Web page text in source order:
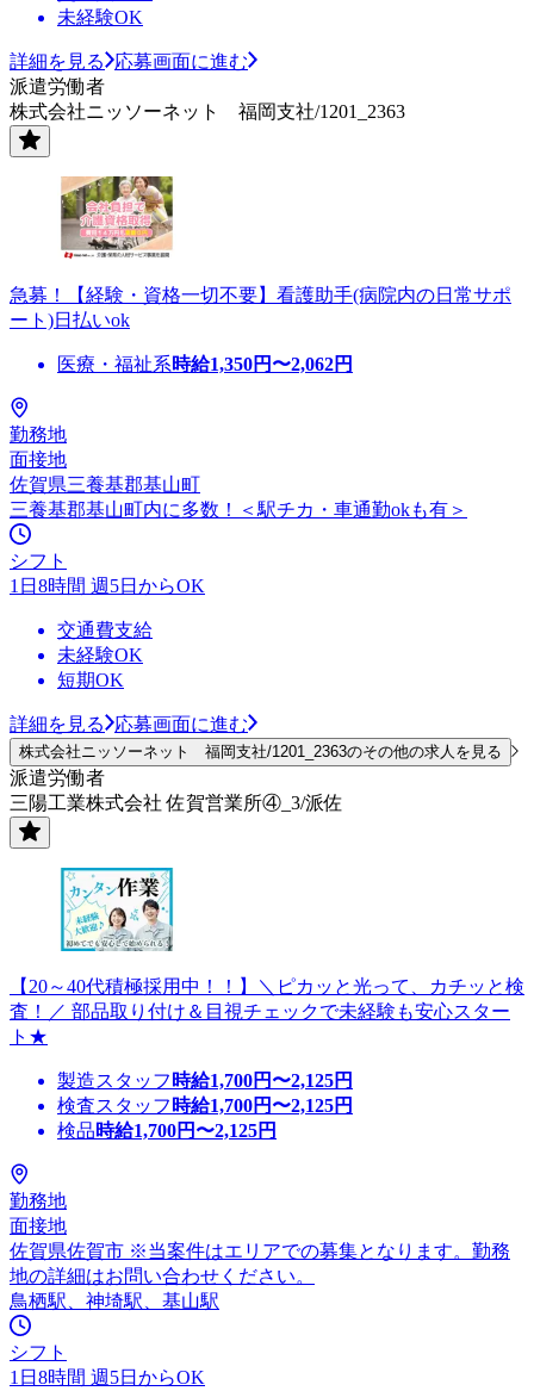
未経験OK
詳細を見る
応募画面に進む
派遣労働者
株式会社ニッソーネット 福岡支社/1201_2363
急募！【経験・資格一切不要】看護助手(病院内の日常サポ
ート)日払いok
医療・福祉系時給1,350円〜2,062円
勤務地
面接地
佐賀県三養基郡基山町
三養基郡基山町内に多数！＜駅チカ・車通勤okも有＞
シフト
1日8時間 週5日からOK
交通費支給
未経験OK
短期OK
詳細を見る 応募画面に進む
株式会社ニッソーネット 福岡支社/1201_2363のその他の求人を見る
派遣労働者
三陽工業株式会社 佐賀営業所④_3/派佐
【20～40代積極採用中！！】＼ピカッと光って、カチッと検
査！／ 部品取り付け＆目視チェックで未経験も安心スター
ト★
製造スタッフ 時給1,700円〜2,125円
検査スタッフ 時給1,700円〜2,125円
検品時給1,700円〜2,125円
勤務地
面接地
佐賀県佐賀市 ※当案件はエリアでの募集となります。勤務
地の詳細はお問い合わせください。
鳥栖駅、神埼駅、基山駅
シフト
1日8時間 週5日からOK